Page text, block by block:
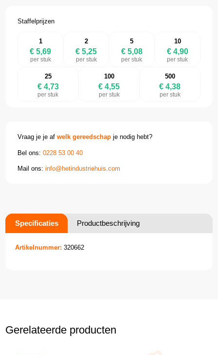
Staffelprijzen
1
€ 5,69
per stuk
2
€ 5,25
per stuk
5
€ 5,08
per stuk
10
€ 4,90
per stuk
25
€ 4,73
per stuk
100
€ 4,55
per stuk
500
€ 4,38
per stuk
Vraag je je afwelk gereedschap je nodig hebt?
Bel ons:0228 53 00 40
Mail ons:info@hetindustriehuis.com
Specificaties Productbeschrijving
Artikelnummer: 320662
Gerelateerde producten